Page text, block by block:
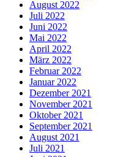
August 2022
Juli 2022
Juni 2022
Mai 2022
April 2022
März 2022
Februar 2022
Januar 2022
Dezember 2021
November 2021
Oktober 2021
September 2021
August 2021
Juli 2021